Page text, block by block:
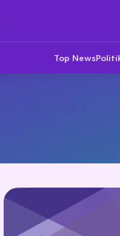
Top News